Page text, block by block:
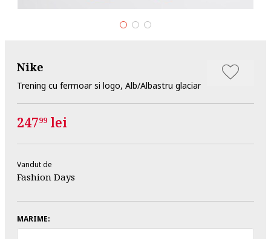
Nike
Trening cu fermoar si logo, Alb/Albastru glaciar
24799 lei
Vandut de
Fashion Days
MARIME: